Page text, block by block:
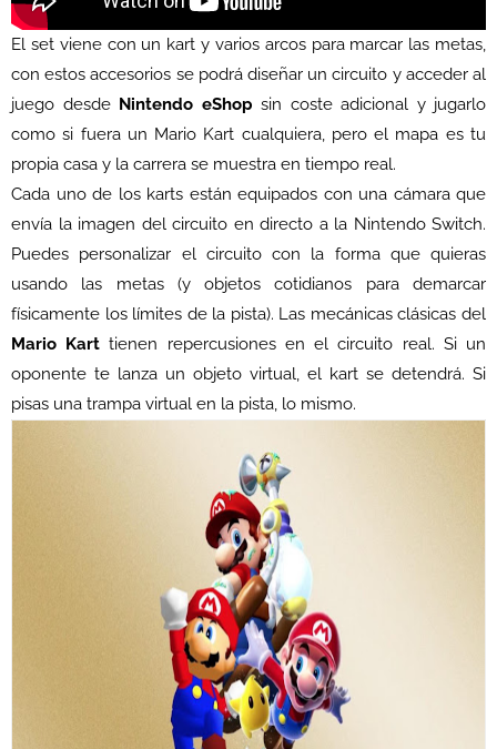
El set viene con un kart y varios arcos para marcar las metas,
con estos accesorios se podrá diseñar un circuito y acceder al
juego desde Nintendo eShop sin coste adicional y jugarlo
como si fuera un Mario Kart cualquiera, pero el mapa es tu
propia casa y la carrera se muestra en tiempo real.
Cada uno de los karts están equipados con una cámara que
envía la imagen del circuito en directo a la Nintendo Switch.
Puedes personalizar el circuito con la forma que quieras
usando las metas (y objetos cotidianos para demarcar
físicamente los límites de la pista). Las mecánicas clásicas del
Mario Karttienen repercusiones en el circuito real. Si un
oponente te lanza un objeto virtual, el kart se detendrá. Si
pisas una trampa virtual en la pista, lo mismo.